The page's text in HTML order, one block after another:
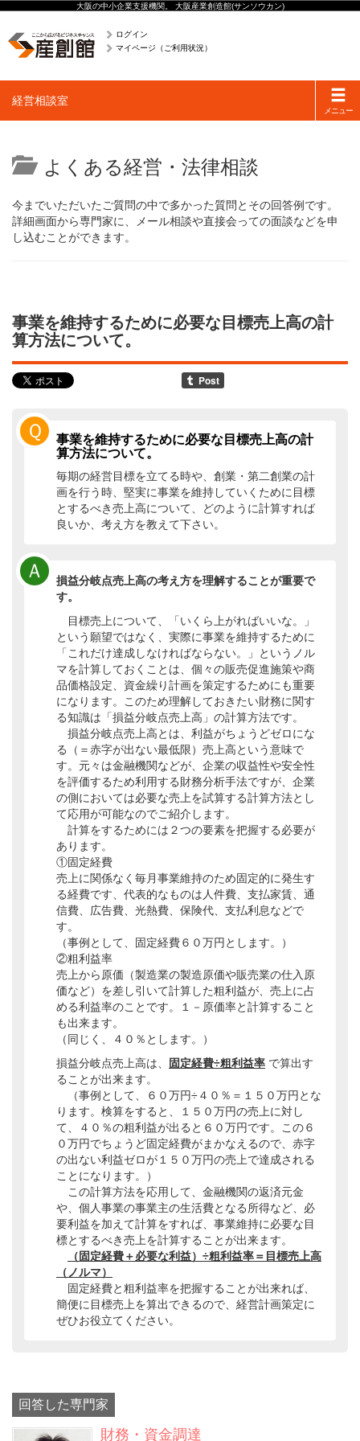
大阪の中小企業支援機関。 大阪産業創造館(サンソウカン)
ログイン
マイページ（ご利用状況）
Toggle
メニュー
経営相談室
よくある経営・法律相談
今までいただいたご質問の中で多かった質問とその回答例です。
詳細画面から専門家に、メール相談や直接会っての面談などを申
し込むことができます。
事業を維持するために必要な目標売上高の計
算方法について。
Ｑ
事業を維持するために必要な目標売上高の計
算方法について。
毎期の経営目標を立てる時や、創業・第二創業の計
画を行う時、堅実に事業を維持していくために目標
とするべき売上高について、どのように計算すれば
良いか、考え方を教えて下さい。
Ａ
損益分岐点売上高の考え方を理解することが重要で
す。
目標売上について、「いくら上がればいいな。」
という願望ではなく、実際に事業を維持するために
「これだけ達成しなければならない。」というノル
マを計算しておくことは、個々の販売促進施策や商
品価格設定、資金繰り計画を策定するためにも重要
になります。このため理解しておきたい財務に関す
る知識は「損益分岐点売上高」の計算方法です。
損益分岐点売上高とは、利益がちょうどゼロにな
る（＝赤字が出ない最低限）売上高という意味で
す。元々は金融機関などが、企業の収益性や安全性
を評価するため利用する財務分析手法ですが、企業
の側においては必要な売上を試算する計算方法とし
て応用が可能なのでご紹介します。
計算をするためには２つの要素を把握する必要が
あります。
①固定経費
売上に関係なく毎月事業維持のため固定的に発生す
る経費です、代表的なものは人件費、支払家賃、通
信費、広告費、光熱費、保険代、支払利息などで
す。
（事例として、固定経費６０万円とします。）
②粗利益率
売上から原価（製造業の製造原価や販売業の仕入原
価など）を差し引いて計算した粗利益が、売上に占
める利益率のことです。１－原価率と計算すること
も出来ます。
（同じく、４０％とします。）
損益分岐点売上高は、
固定経費÷粗利益率 で算出す
ることが出来ます。
（事例として、６０万円÷４０％＝１５０万円とな
ります。検算をすると、１５０万円の売上に対し
て、４０％の粗利益が出ると６０万円です。この６
０万円でちょうど固定経費がまかなえるので、赤字
の出ない利益ゼロが１５０万円の売上で達成される
ことになります。）
この計算方法を応用して、金融機関の返済元金
や、個人事業の事業主の生活費となる所得など、必
要利益を加えて計算をすれば、事業維持に必要な目
標とするべき売上を計算することが出来ます。
（固定経費＋必要な利益）÷粗利益率＝目標売上高
（ノルマ）
固定経費と粗利益率を把握することが出来れば、
簡便に目標売上を算出できるので、経営計画策定に
ぜひお役立てください。
回答した専門家
財務・資金調達